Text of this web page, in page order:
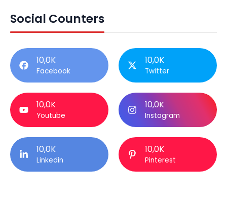
Social Counters
10,0K
Facebook
10,0K
Twitter
10,0K
Youtube
10,0K
Instagram
10,0K
Linkedin
10,0K
Pinterest